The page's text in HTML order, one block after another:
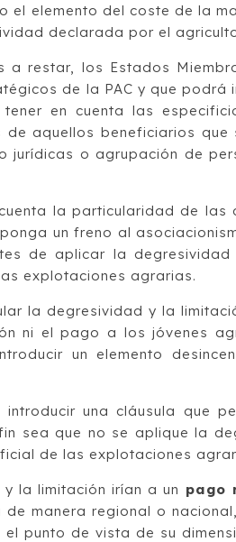
el elemento del coste de la
declarada por el
restar, los Estados
de la PAC y que podrá
en cuenta las
aquellos beneficiarios que
jurídicas o agrupación de
la particularidad de las
un freno al
de aplicar la
explotaciones agrarias.
la degresividad y la
ni el pago a los jóvenes
un elemento
una cláusula que
sea que no se aplique la
de las explotaciones
la limitación irían a un pago
de manera regional o
punto de vista de su